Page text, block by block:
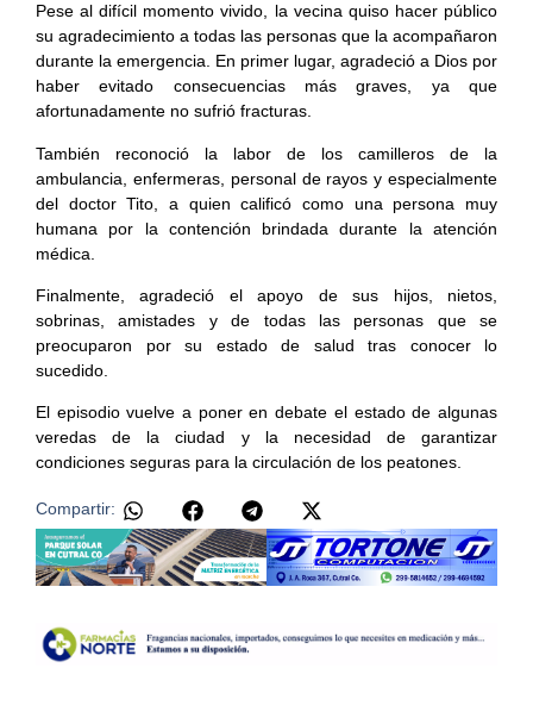
Pese al difícil momento vivido, la vecina quiso hacer público
su agradecimiento a todas las personas que la acompañaron
durante la emergencia. En primer lugar, agradeció a Dios por
haber evitado consecuencias más graves, ya que
afortunadamente no sufrió fracturas.
También reconoció la labor de los camilleros de la
ambulancia, enfermeras, personal de rayos y especialmente
del doctor Tito, a quien calificó como una persona muy
humana por la contención brindada durante la atención
médica.
Finalmente, agradeció el apoyo de sus hijos, nietos,
sobrinas, amistades y de todas las personas que se
preocuparon por su estado de salud tras conocer lo
sucedido.
El episodio vuelve a poner en debate el estado de algunas
veredas de la ciudad y la necesidad de garantizar
condiciones seguras para la circulación de los peatones.
Compartir: